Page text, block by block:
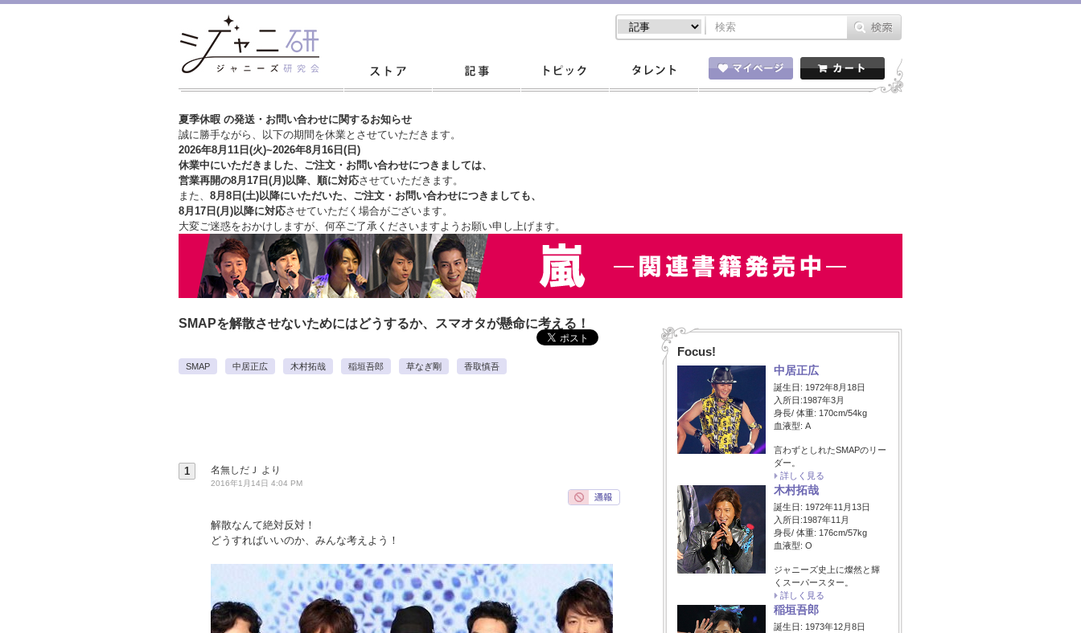
夏季休暇 の発送・お問い合わせに関するお知らせ
誠に勝手ながら、以下の期間を休業とさせていただきます。
2026年8月11日(火)~2026年8月16日(日)
休業中にいただきました、ご注文・お問い合わせにつきましては、
営業再開の8月17日(月)以降、順に対応させていただきます。
また、 8月8日(土)以降にいただいた、ご注文・ お問い合わせにつきましても、
8月17日(月)以降に対応させていただく場合がございます。
大変ご迷惑をおかけしますが、 何卒ご了承くださいますようお願い申し上げます。
SMAPを解散させないためにはどうするか、スマオタが懸命に考える！
SMAP 中居正広 木村拓哉 稲垣吾郎 草なぎ剛 香取慎吾
1 名無しだＪ より
2016年1月14日 4:04 PM
解散なんて絶対反対！
どうすればいいのか、みんな考えよう！
Focus!
中居正広
誕生日: 1972年8月18日
入所日:1987年3月
身長/ 体重: 170cm/54kg
血液型: A
言わずとしれたSMAPのリー
ダー。
詳しく見る
木村拓哉
誕生日: 1972年11月13日
入所日:1987年11月
身長/ 体重: 176cm/57kg
血液型: O
ジャニーズ史上に燦然と輝
くスーパースター。
詳しく見る
稲垣吾郎
誕生日: 1973年12月8日